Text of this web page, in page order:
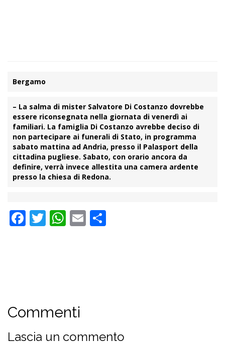
Bergamo
– La salma di mister Salvatore Di Costanzo dovrebbe
essere riconsegnata nella giornata di venerdì ai
familiari. La famiglia Di Costanzo avrebbe deciso di
non partecipare ai funerali di Stato, in programma
sabato mattina ad Andria, presso il Palasport della
cittadina pugliese. Sabato, con orario ancora da
definire, verrà invece allestita una camera ardente
presso la chiesa di Redona.
Facebook
Twitter
WhatsApp
Email
Commenti
Lascia un commento